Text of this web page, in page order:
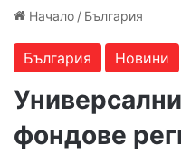
Начало / България
България Новини
фондове